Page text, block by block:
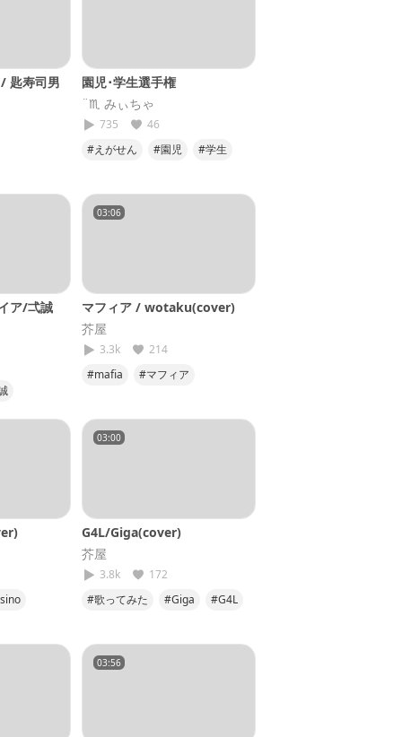
匙寿司男
園児･学生選手権
¨♏︎ みぃちゃ
735
46
#えがせん
#園児
#学生
ア/弌誠
03:06
マフィア / wotaku(cover)
芥屋
3.3k
214
#mafia
#マフィア
#低音
03:00
G4L/Giga(cover)
芥屋
3.8k
172
#歌ってみた
#Giga
#G4L
03:56